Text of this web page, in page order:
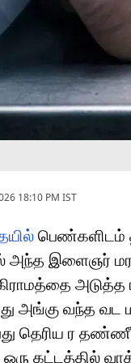
18:10 PM IST
பெண்களிடம்
அந்த இளைஞர்
அங்கு வந்த
தெரிய ர
கட்டத்தில்